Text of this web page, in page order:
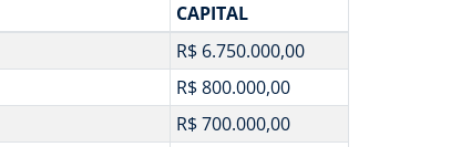
CAPITAL
R$ 6.750.000,00
R$ 800.000,00
R$ 700.000,00